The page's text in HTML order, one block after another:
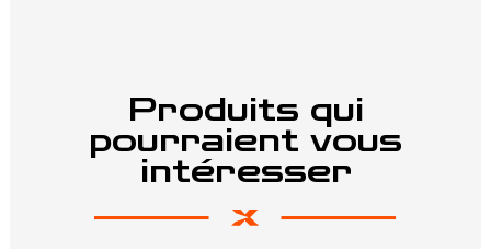
Produits qui
pourraient vous
intéresser